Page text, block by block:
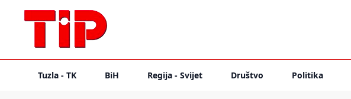
Tuzla - TK BiH Regija - Svijet Društvo Politika